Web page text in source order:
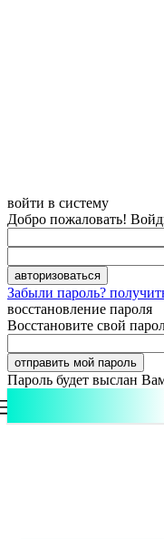
войти в систему
Добро пожаловать!
Забыли пароль?
восстановление пароля
Восстановите свой
Пароль будет выслан